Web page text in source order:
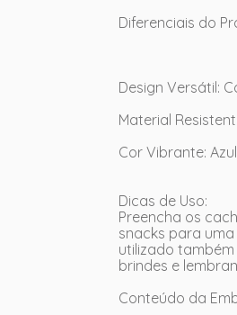
Diferenciais do
Design Versátil:
Material
Cor Vibrante:
Dicas de Uso:
Preencha os
snacks para
utilizado
brindes e
Conteúdo da